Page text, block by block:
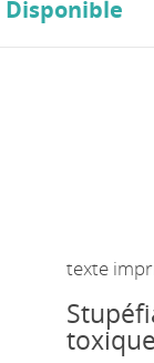
Disponible
texte